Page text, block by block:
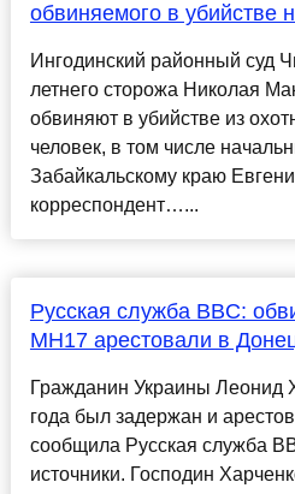
обвиняемого в убийстве
Ингодинский районный суд
летнего сторожа Николая
обвиняют в убийстве из
человек, в том числе
Забайкальскому краю
корреспондент…...
Русская служба BBC:
MH17 арестовали в
Гражданин Украины Леонид
года был задержан и
сообщила Русская служба
источники. Господин